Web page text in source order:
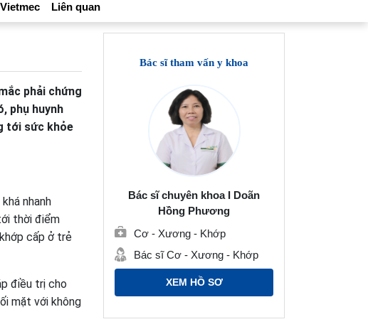
Liên quan
phải chứng
phụ huynh
tới sức khỏe
nhanh
thời điểm
cấp ở trẻ
điều trị cho
mặt với không
Bác sĩ tham vấn y khoa
Bác sĩ chuyên khoa I Doãn
Hồng Phương
Cơ - Xương - Khớp
Bác sĩ Cơ - Xương - Khớp
XEM HỒ SƠ